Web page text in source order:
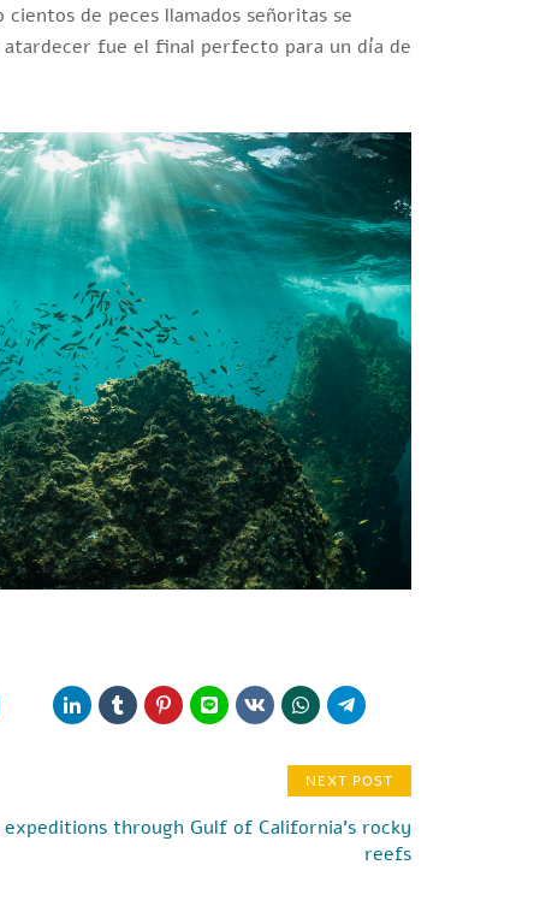
de peces llamados señoritas se
atardecer fue el final perfecto para un día de
NEXT POST
through Gulf of California’s rocky
reefs